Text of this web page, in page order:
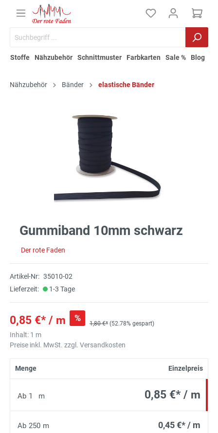
Stoffe Nähzubehör Schnittmuster Farbkarten Sale % Blog
Nähzubehör Bänder elastische Bänder
Gummiband 10mm schwarz
Der rote Faden
Artikel-Nr: 35010-02
Lieferzeit:
1-3 Tage
0,85 €* / m %
1,80 €* (52.78% gespart)
Inhalt: 1 m
Preise inkl. MwSt. zzgl. Versandkosten
Menge Einzelpreis
Ab 1 m 0,85 €* / m
Ab 250 m 0,45 €* / m